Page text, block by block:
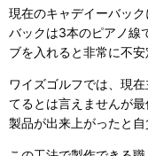
現在のキャデイーバッ
バックは3本のピアノ線
ブを入れると非常に不安
ワイズゴルフでは、現
てるとは言えませんが
製品が出来上がったと自